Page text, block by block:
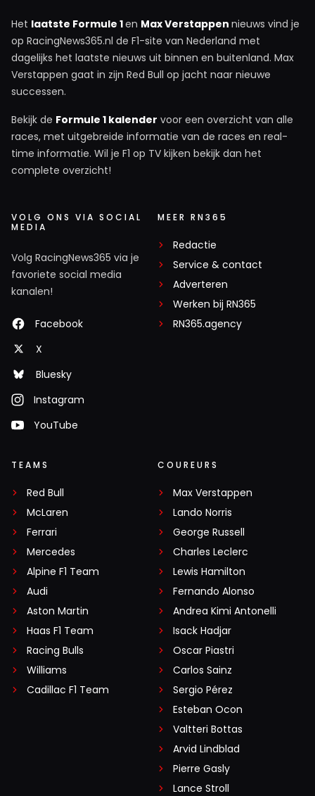
Het laatste Formule 1en Max Verstappen nieuws vind je
op RacingNews365.nl de F1-site van Nederland met
dagelijks het laatste nieuws uit binnen en buitenland. Max
Verstappen gaat in zijn Red Bull op jacht naar nieuwe
successen.
Bekijk de Formule 1 kalender voor een overzicht van alle
races, met uitgebreide informatie van de races en real-
time informatie. Wil je F1 op TV kijken bekijk dan het
complete overzicht!
VOLG ONS VIA SOCIAL
MEDIA
Volg RacingNews365 via je
favoriete social media
kanalen!
Facebook
X
Bluesky
Instagram
YouTube
MEER RN365
Redactie
Service & contact
Adverteren
Werken bij RN365
RN365.agency
TEAMS
Red Bull
McLaren
Ferrari
Mercedes
Alpine F1 Team
Audi
Aston Martin
Haas F1 Team
Racing Bulls
Williams
Cadillac F1 Team
COUREURS
Max Verstappen
Lando Norris
George Russell
Charles Leclerc
Lewis Hamilton
Fernando Alonso
Andrea Kimi Antonelli
Isack Hadjar
Oscar Piastri
Carlos Sainz
Sergio Pérez
Esteban Ocon
Valtteri Bottas
Arvid Lindblad
Pierre Gasly
Lance Stroll